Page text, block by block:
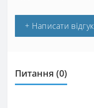
+ Написати відгук
Питання (0)